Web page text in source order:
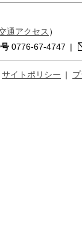
通アクセス ）
0776-67-4747 |
サイトポリシー |